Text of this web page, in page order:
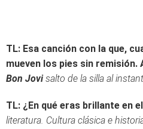
TL: Esa canción con la que,
mueven los pies sin remisión.
Bon Jovisalto de la silla al
TL: ¿En qué eras brillante en
literatura. Cultura clásica e